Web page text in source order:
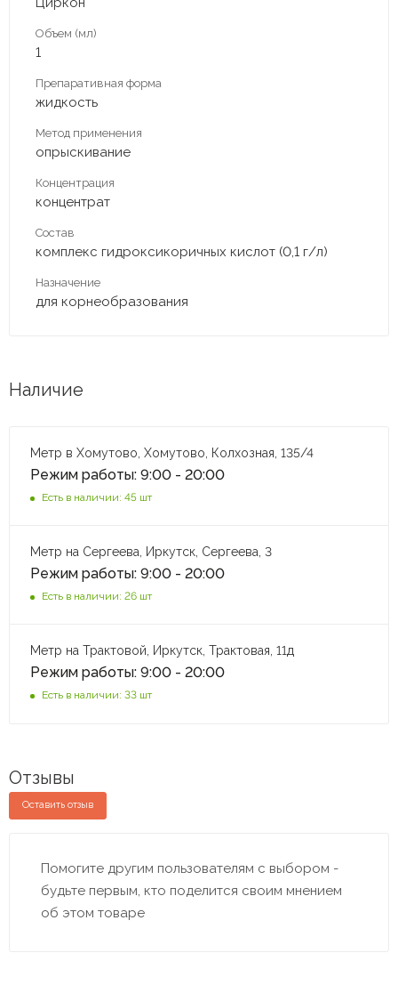
Объем (мл)
1
Препаративная форма
жидкость
Метод применения
опрыскивание
Концентрация
концентрат
Состав
комплекс гидроксикоричных кислот (0,1 г/л)
Назначение
для корнеобразования
Наличие
Метр в Хомутово, Хомутово, Колхозная, 135/4
Режим работы: 9:00 - 20:00
Есть в наличии: 45 шт
Метр на Сергеева, Иркутск, Сергеева, 3
Режим работы: 9:00 - 20:00
Есть в наличии: 26 шт
Метр на Трактовой, Иркутск, Трактовая, 11д
Режим работы: 9:00 - 20:00
Есть в наличии: 33 шт
Отзывы
Оставить отзыв
Помогите другим пользователям с выбором -
будьте первым, кто поделится своим мнением
об этом товаре